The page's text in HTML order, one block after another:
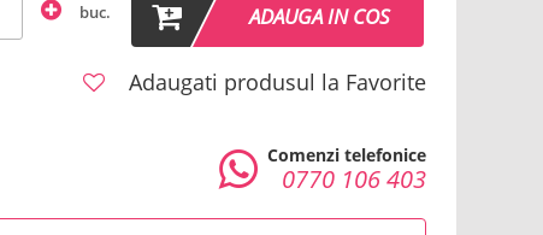
buc. ADAUGA IN COS
Adaugati produsul la Favorite
Comenzi telefonice
0770 106 403